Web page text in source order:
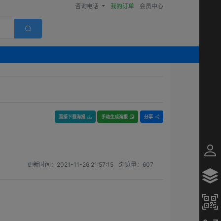
咨询电话 我的订单 会员中心
直接下载海报 手动生成海报 分享
更新时间： 2021-11-26 21:57:15 浏览量： 607